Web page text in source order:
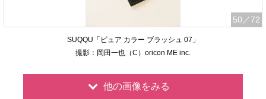
50 ／72
SUQQU「ピュア カラー ブラッシュ 07」
撮影：岡田一也（C）oricon ME inc.
他の画像をみる